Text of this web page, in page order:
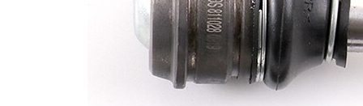
ölçüsü 1
M12x1,25
13,5 mm